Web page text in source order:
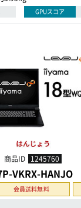
GPUスコア
商品ID 1245760
VKRX-HANJO
会員送料無料